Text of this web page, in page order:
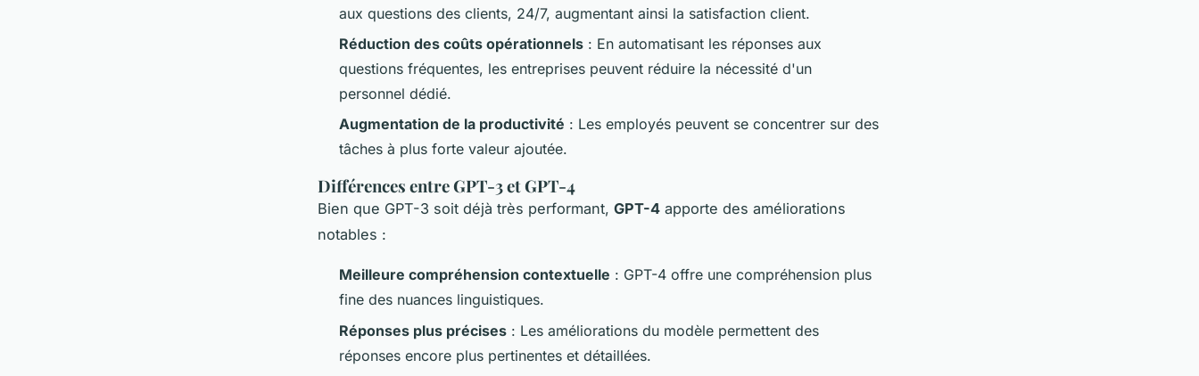
aux questions des clients, 24/7, augmentant ainsi la satisfaction client.
Réduction des coûts opérationnels : En automatisant les réponses aux
questions fréquentes, les entreprises peuvent réduire la nécessité d'un
personnel dédié.
Augmentation de la productivité : Les employés peuvent se concentrer sur des
tâches à plus forte valeur ajoutée.
Différences entre GPT-3 et GPT-4
Bien que GPT-3 soit déjà très performant, GPT-4 apporte des améliorations
notables :
Meilleure compréhension contextuelle : GPT-4 offre une compréhension plus
fine des nuances linguistiques.
Réponses plus précises : Les améliorations du modèle permettent des
réponses encore plus pertinentes et détaillées.